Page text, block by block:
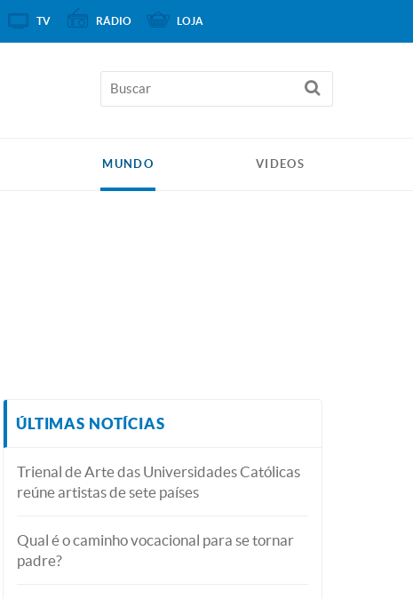
MUNDO VIDEOS
ÚLTIMAS NOTÍCIAS
Trienal de Arte das Universidades Católicas
reúne artistas de sete países
Qual é o caminho vocacional para se tornar
padre?
TV RÁDIO LOJA